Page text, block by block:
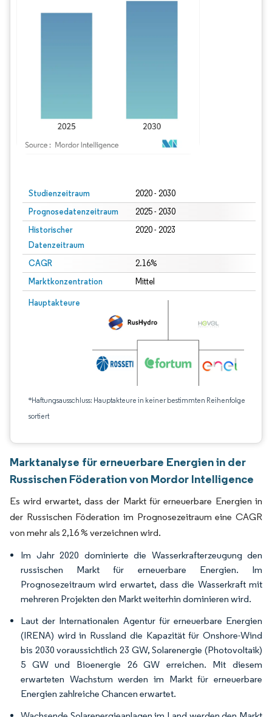
Studienzeitraum 2020 - 2030
Prognosedatenzeitraum 2025 - 2030
Historischer
Datenzeitraum
2020 - 2023
CAGR 2.16%
Marktkonzentration Mittel
Hauptakteure
*Haftungsausschluss: Hauptakteure in keiner bestimmten Reihenfolge
sortiert
Marktanalyse für erneuerbare Energien in der
Russischen Föderation von Mordor Intelligence
Es wird erwartet, dass der Markt für erneuerbare Energien in
der Russischen Föderation im Prognosezeitraum eine CAGR
von mehr als 2,16 % verzeichnen wird.
Im Jahr 2020 dominierte die Wasserkrafterzeugung den
russischen Markt für erneuerbare Energien. Im
Prognosezeitraum wird erwartet, dass die Wasserkraft mit
mehreren Projekten den Markt weiterhin dominieren wird.
Laut der Internationalen Agentur für erneuerbare Energien
(IRENA) wird in Russland die Kapazität für Onshore-Wind
bis 2030 voraussichtlich 23 GW, Solarenergie (Photovoltaik)
5 GW und Bioenergie 26 GW erreichen. Mit diesem
erwarteten Wachstum werden im Markt für erneuerbare
Energien zahlreiche Chancen erwartet.